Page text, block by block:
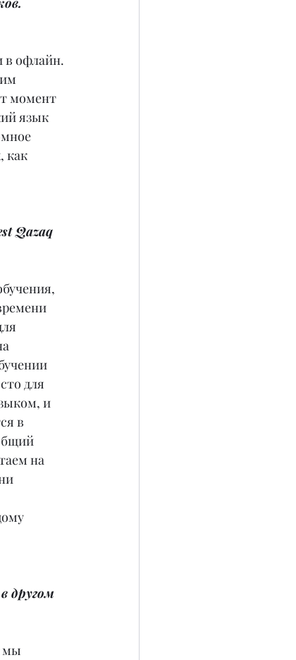
в офлайн.
момент
язык
как
Qazaq
для
и
в
на
другом
мы